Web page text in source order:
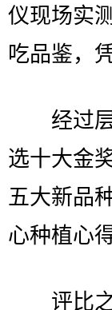
仪现场实
吃品鉴，
经过层
选十大金
五大新品
心种植心得
评比之